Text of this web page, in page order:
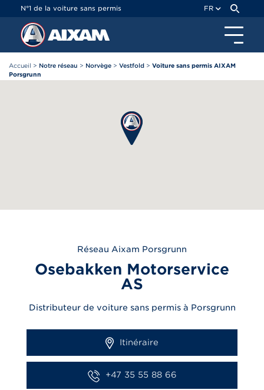
N°1 de la voiture sans permis FR
Accueil > Notre réseau > Norvège > Vestfold > Voiture sans permis AIXAM
Porsgrunn
Réseau Aixam Porsgrunn
Osebakken Motorservice
AS
Distributeur de voiture sans permis à Porsgrunn
Itinéraire
+47 35 55 88 66
Panneau de gestion des cookies